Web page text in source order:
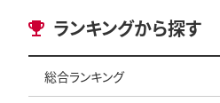
ランキングから探す
総合ランキング